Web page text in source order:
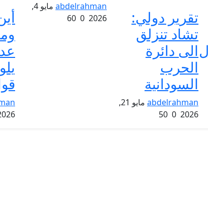
تقرير دولي:
تشاد تنزلق
الى دائرة
الحرب
السودانية
abdelrahman
مايو 21,
2026
abdelrahman
مايو 4,
2026